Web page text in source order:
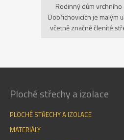
Rodinný dům vrchního
Dobřichovicích je malým
včetně značně členité
Ploché střechy a izolace
PLOCHÉ STŘECHY A IZOLACE
MATERIÁLY